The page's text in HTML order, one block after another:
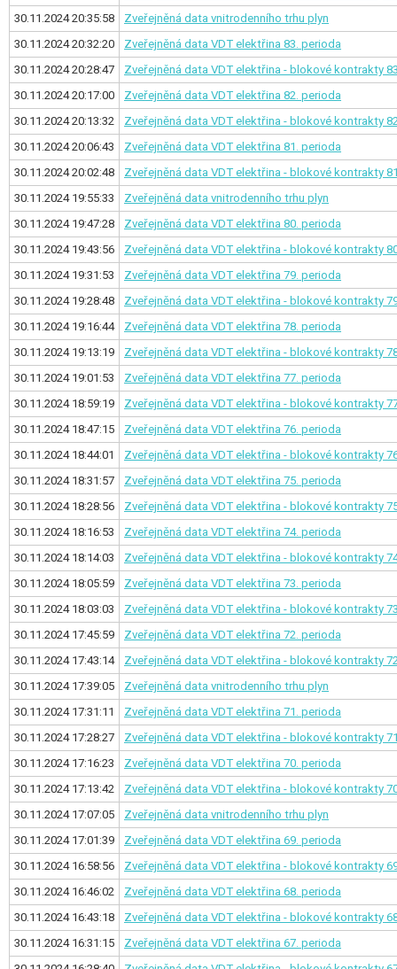
30.11.2024 20:35:58
Zveřejněná data vnitrodenního trhu plyn
30.11.2024 20:32:20
Zveřejněná data VDT elektřina 83. perioda
30.11.2024 20:28:47
Zveřejněná data VDT elektřina - blokové kontrakty
30.11.2024 20:17:00
Zveřejněná data VDT elektřina 82. perioda
30.11.2024 20:13:32
Zveřejněná data VDT elektřina - blokové kontrakty
30.11.2024 20:06:43
Zveřejněná data VDT elektřina 81. perioda
30.11.2024 20:02:48
Zveřejněná data VDT elektřina - blokové kontrakty
30.11.2024 19:55:33
Zveřejněná data vnitrodenního trhu plyn
30.11.2024 19:47:28
Zveřejněná data VDT elektřina 80. perioda
30.11.2024 19:43:56
Zveřejněná data VDT elektřina - blokové kontrakty
30.11.2024 19:31:53
Zveřejněná data VDT elektřina 79. perioda
30.11.2024 19:28:48
Zveřejněná data VDT elektřina - blokové kontrakty
30.11.2024 19:16:44
Zveřejněná data VDT elektřina 78. perioda
30.11.2024 19:13:19
Zveřejněná data VDT elektřina - blokové kontrakty
30.11.2024 19:01:53
Zveřejněná data VDT elektřina 77. perioda
30.11.2024 18:59:19
Zveřejněná data VDT elektřina - blokové kontrakty
30.11.2024 18:47:15
Zveřejněná data VDT elektřina 76. perioda
30.11.2024 18:44:01
Zveřejněná data VDT elektřina - blokové kontrakty
30.11.2024 18:31:57
Zveřejněná data VDT elektřina 75. perioda
30.11.2024 18:28:56
Zveřejněná data VDT elektřina - blokové kontrakty
30.11.2024 18:16:53
Zveřejněná data VDT elektřina 74. perioda
30.11.2024 18:14:03
Zveřejněná data VDT elektřina - blokové kontrakty
30.11.2024 18:05:59
Zveřejněná data VDT elektřina 73. perioda
30.11.2024 18:03:03
Zveřejněná data VDT elektřina - blokové kontrakty
30.11.2024 17:45:59
Zveřejněná data VDT elektřina 72. perioda
30.11.2024 17:43:14
Zveřejněná data VDT elektřina - blokové kontrakty
30.11.2024 17:39:05
Zveřejněná data vnitrodenního trhu plyn
30.11.2024 17:31:11
Zveřejněná data VDT elektřina 71. perioda
30.11.2024 17:28:27
Zveřejněná data VDT elektřina - blokové kontrakty
30.11.2024 17:16:23
Zveřejněná data VDT elektřina 70. perioda
30.11.2024 17:13:42
Zveřejněná data VDT elektřina - blokové kontrakty
30.11.2024 17:07:05
Zveřejněná data vnitrodenního trhu plyn
30.11.2024 17:01:39
Zveřejněná data VDT elektřina 69. perioda
30.11.2024 16:58:56
Zveřejněná data VDT elektřina - blokové kontrakty
30.11.2024 16:46:02
Zveřejněná data VDT elektřina 68. perioda
30.11.2024 16:43:18
Zveřejněná data VDT elektřina - blokové kontrakty
30.11.2024 16:31:15
Zveřejněná data VDT elektřina 67. perioda